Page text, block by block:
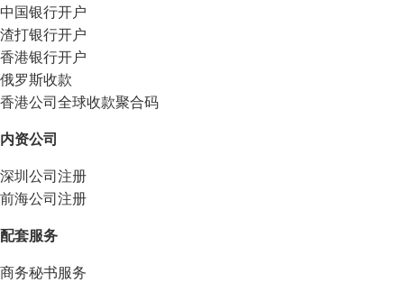
中国银行开户
渣打银行开户
香港银行开户
俄罗斯收款
香港公司全球收款聚合码
内资公司
深圳公司注册
前海公司注册
配套服务
商务秘书服务